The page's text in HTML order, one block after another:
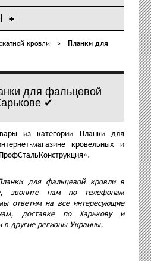
кровли >
Планки для
для фальцевой
✔
из категории Планки для
магазине кровельных и
для фальцевой кровли в
звоните нам по телефонам
ответим на все интересующие
доставке по Харькову и
в другие регионы Украины.